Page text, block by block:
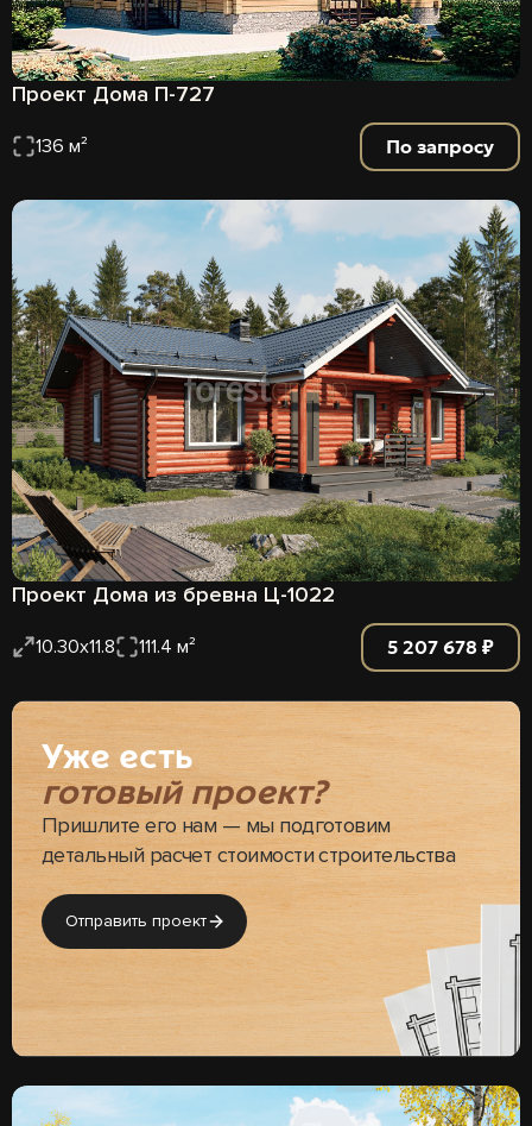
Проект Дома П-727
136 м² По запросу
Проект Дома из бревна Ц-1022
10.30x11.8 111.4 м² 5 207 678 ₽
Уже есть
готовый проект?
Пришлите его нам — мы подготовим
детальный расчет стоимости строительства
Отправить проект